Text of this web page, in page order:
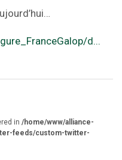
d...
in /home/www/alliance-
feeds/custom-twitter-